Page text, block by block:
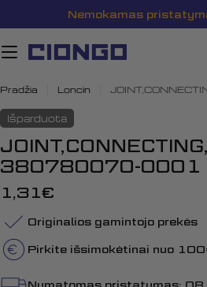
prie
turinio
Nemokamas
Pradžia Loncin
Išparduota
JOINT,CONNECTING,
380780070-0001
Įprasta
kaina
1,31€
Originalios gamintojo prekės
Pirkite išsimokėtinai nuo